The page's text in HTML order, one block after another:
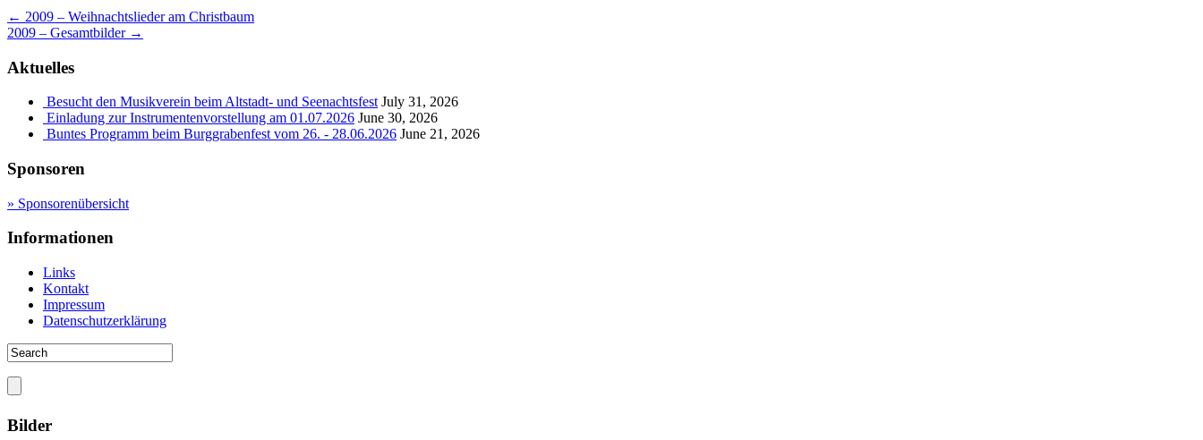
← 2009 – Weihnachtslieder am Christbaum
2009 – Gesamtbilder →
Aktuelles
Besucht den Musikverein beim Altstadt- und Seenachtsfest July 31, 2026
Einladung zur Instrumentenvorstellung am 01.07.2026 June 30, 2026
Buntes Programm beim Burggrabenfest vom 26. - 28.06.2026 June 21, 2026
Sponsoren
» Sponsorenübersicht
Informationen
Links
Kontakt
Impressum
Datenschutzerklärung
Bilder